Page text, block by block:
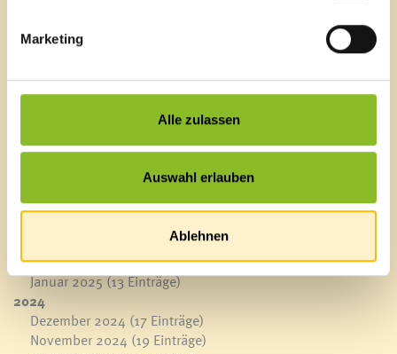
Marketing
Alle zulassen
Auswahl erlauben
Ablehnen
2025
November 2025(22 Einträge)
(22 Einträge)
August 2025(6 Einträge)
(16 Einträge)
Mai 2025(17 Einträge)
(22 Einträge)
Februar 2025(13 Einträge)
Januar 2025(13 Einträge)
2024
Dezember 2024 (17 Einträge)
November 2024 (19 Einträge)